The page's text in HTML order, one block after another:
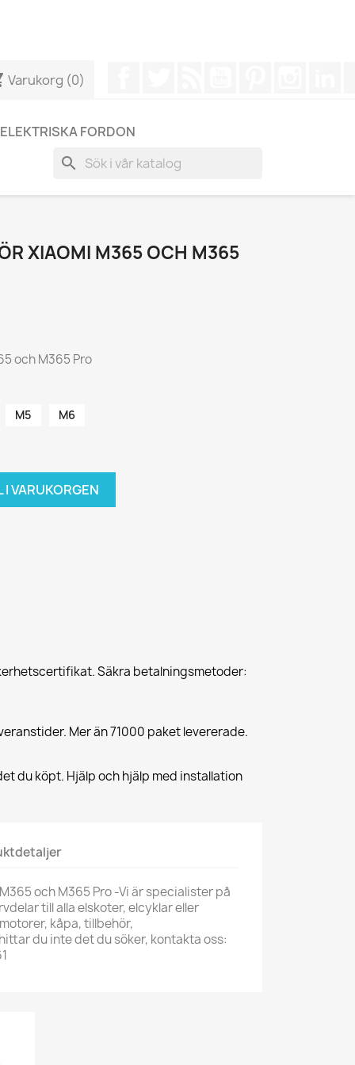
Varukorg (0)
ELEKTRISKA FORDON
search
XIAOMI M365 OCH M365
och M365 Pro
M5 M6
I VARUKORGEN
Säkra betalningsmetoder:
Mer än 71000 paket levererade.
du köpt. Hjälp och hjälp med installation
och M365 Pro -Vi är specialister på
till alla elskoter, elcyklar eller
kåpa, tillbehör,
du inte det du söker, kontakta oss: